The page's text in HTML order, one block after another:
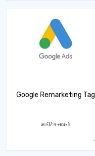
Google Remarketing Tag
માર્કેટિંગ સાધનો